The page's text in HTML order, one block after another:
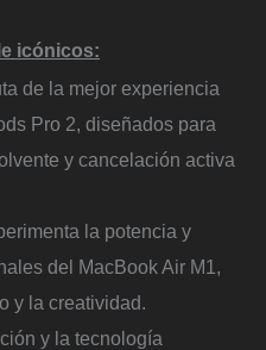
icónicos:
de la mejor experiencia
Pro 2, diseñados para
y cancelación activa
la potencia y
del MacBook Air M1,
y la creatividad.
y la tecnología